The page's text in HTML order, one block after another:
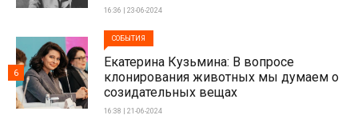
16:36 | 23-06-2024
СОБЫТИЯ
Екатерина Кузьмина: В вопросе
клонирования животных мы думаем о
созидательных вещах
16:38 | 21-06-2024
6